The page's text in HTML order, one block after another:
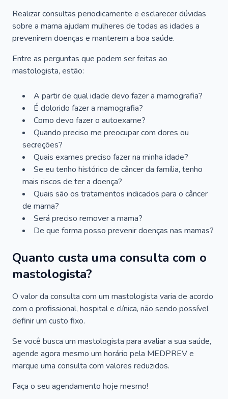
Realizar consultas periodicamente e esclarecer dúvidas
sobre a mama ajudam mulheres de todas as idades a
prevenirem doenças e manterem a boa saúde.
Entre as perguntas que podem ser feitas ao
mastologista, estão:
A partir de qual idade devo fazer a mamografia?
É dolorido fazer a mamografia?
Como devo fazer o autoexame?
Quando preciso me preocupar com dores ou
secreções?
Quais exames preciso fazer na minha idade?
Se eu tenho histórico de câncer da família, tenho
mais riscos de ter a doença?
Quais são os tratamentos indicados para o câncer
de mama?
Será preciso remover a mama?
De que forma posso prevenir doenças nas mamas?
Quanto custa uma consulta com o
mastologista?
O valor da consulta com um mastologista varia de acordo
com o profissional, hospital e clínica, não sendo possível
definir um custo fixo.
Se você busca um mastologista para avaliar a sua saúde,
agende agora mesmo um horário pela MEDPREV e
marque uma consulta com valores reduzidos.
Faça o seu agendamento hoje mesmo!